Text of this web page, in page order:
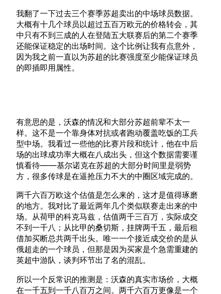
我翻了一下过去三个赛季苏超卖出的中场球员数据。
大概有十几个球员以超过五百万欧元的价格转会，其
中只有不到三成的人在登陆五大联赛后的第二个赛季
还能保证稳定的出场时间。这个比例让我有点意外，
因为我之前一直以为苏超的比赛强度至少能保证球员
的即插即用属性。
有意思的是，沃森的情况和大部分苏超前辈不太一
样。这不是一个靠身体对抗或者跑动覆盖吃饭的工兵
型中场。我看过一些他的比赛片段和统计，他在中后
场的出球成功率大概在八成出头，但这个数据需要谨
慎看待——基尔诺克在苏超的大部分时间里是弱势
方，很多传球是在逼抢压力不大的中圈区域完成的。
两千六百万欧这个估值是怎么来的，这才是值得琢磨
的地方。我对比了最近两年几个类似联赛走出来的中
场。从荷甲的科克马兹，估值两千三百万，实际成交
不到一千八；从比甲的桑切斯，挂牌两千五，最后租
借加买断总共两千出头。唯一一个接近成交价的是从
俄超走的一个球员，但那是因为买家是个急需重建的
英超中游队，谈判环节出了名的混乱。
所以一个反常识的推测是：沃森的真实市场价，大概
在一千五到一千八百万之间。两千六百万更像是一个